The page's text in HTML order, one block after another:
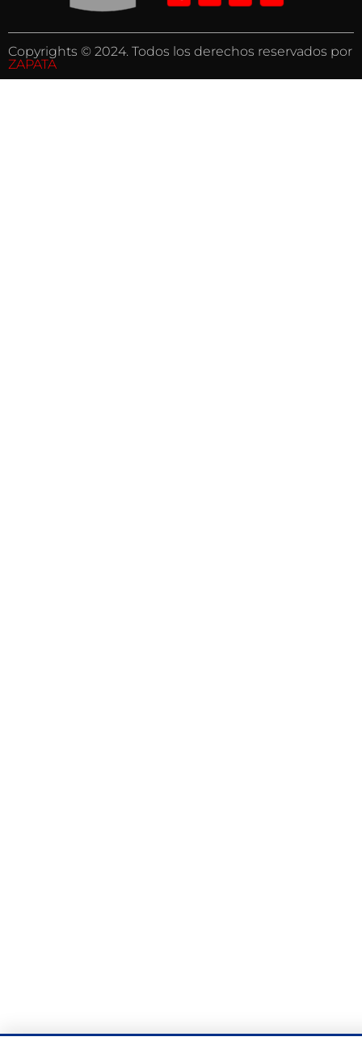
Copyrights © 2024. Todos los derechos reservados por
ZAPATA